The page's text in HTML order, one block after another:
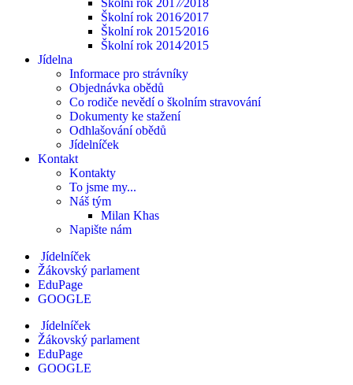
Školní rok 2017⁄2018
Školní rok 2016⁄2017
Školní rok 2015⁄2016
Školní rok 2014⁄2015
Jídelna
Informace pro strávníky
Objednávka obědů
Co rodiče nevědí o školním stravování
Dokumenty ke stažení
Odhlašování obědů
Jídelníček
Kontakt
Kontakty
To jsme my...
Náš tým
Milan Khas
Napište nám
Jídelníček
Žákovský parlament
EduPage
GOOGLE
Jídelníček
Žákovský parlament
EduPage
GOOGLE